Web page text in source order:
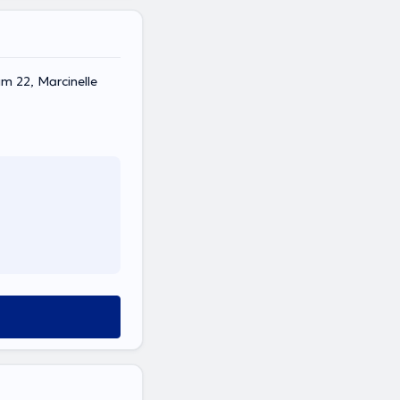
22, Marcinelle